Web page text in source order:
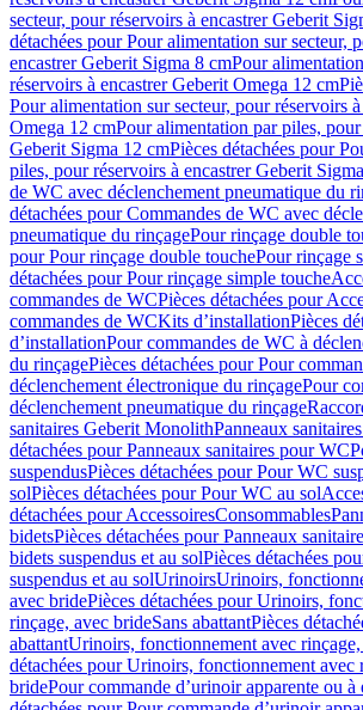
secteur, pour réservoirs à encastrer Geberit
détachées pour Pour alimentation sur secteur,
encastrer Geberit Sigma 8 cmPour
réservoirs à encastrer Geberit Omega 12 cm
Pour alimentation sur secteur, pour réservoirs
Omega 12 cmPour alimentation par piles,
Geberit Sigma 12 cmPièces détachées pour
piles, pour réservoirs à encastrer Geberit
de WC avec déclenchement pneumatique du
détachées pour Commandes de WC avec
pneumatique du rinçagePour rinçage double
pour Pour rinçage double touchePour rinçage
détachées pour Pour rinçage simple touche
commandes de WCPièces détachées pour
commandes de WCKits d’installationPièces
d’installationPour commandes de WC à
du rinçagePièces détachées pour Pour
déclenchement électronique du rinçagePour
déclenchement pneumatique du rinçage
sanitaires Geberit MonolithPanneaux
détachées pour Panneaux sanitaires pour WC
suspendusPièces détachées pour Pour WC
solPièces détachées pour Pour WC au sol
détachées pour AccessoiresConsommables
bidetsPièces détachées pour Panneaux
bidets suspendus et au solPièces détachées
suspendus et au solUrinoirsUrinoirs,
avec bridePièces détachées pour Urinoirs,
rinçage, avec brideSans abattantPièces
abattantUrinoirs, fonctionnement avec rinçage,
détachées pour Urinoirs, fonctionnement avec
bridePour commande d’urinoir apparente ou à